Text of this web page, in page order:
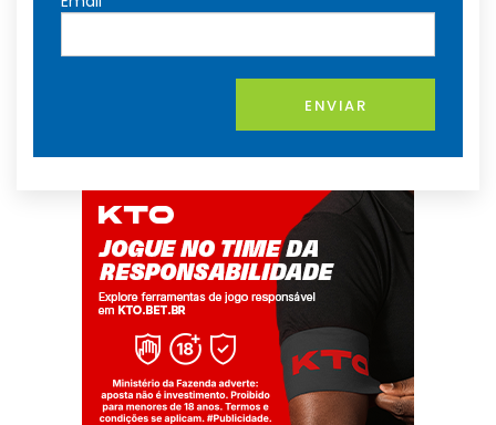
ENVIAR